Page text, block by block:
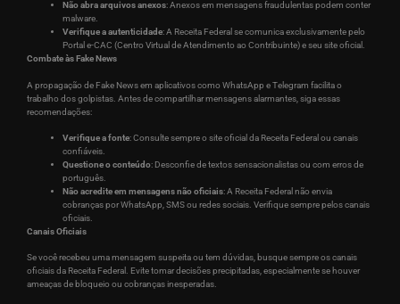
Não abra arquivos anexos: Anexos em mensagens fraudulentas podem conter
malware.
Verifique a autenticidade: A Receita Federal se comunica exclusivamente pelo
Portal e-CAC (Centro Virtual de Atendimento ao Contribuinte) e seu site oficial.
Combate às Fake News
A propagação de Fake News em aplicativos como WhatsApp e Telegram facilita o
trabalho dos golpistas. Antes de compartilhar mensagens alarmantes, siga essas
recomendações:
Verifique a fonte: Consulte sempre o site oficial da Receita Federal ou canais
confiáveis.
Questione o conteúdo: Desconfie de textos sensacionalistas ou com erros de
português.
Não acredite em mensagens não oficiais: A Receita Federal não envia
cobranças por WhatsApp, SMS ou redes sociais. Verifique sempre pelos canais
oficiais.
Canais Oficiais
Se você recebeu uma mensagem suspeita ou tem dúvidas, busque sempre os canais
oficiais da Receita Federal. Evite tomar decisões precipitadas, especialmente se houver
ameaças de bloqueio ou cobranças inesperadas.